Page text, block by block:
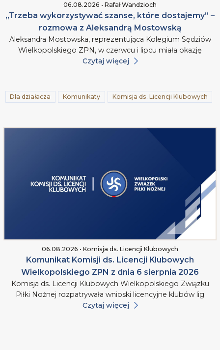
06.08.2026 • Rafał Wandzioch
„Trzeba wykorzystywać szanse, które dostajemy” –
rozmowa z Aleksandrą Mostowską
Aleksandra Mostowska, reprezentująca Kolegium Sędziów
Wielkopolskiego ZPN, w czerwcu i lipcu miała okazję
Czytaj więcej
Dla działacza Komunikaty Komisja ds. Licencji Klubowych
06.08.2026 • Komisja ds. Licencji Klubowych
Komunikat Komisji ds. Licencji Klubowych
Wielkopolskiego ZPN z dnia 6 sierpnia 2026
Komisja ds. Licencji Klubowych Wielkopolskiego Związku
Piłki Nożnej rozpatrywała wnioski licencyjne klubów lig
Czytaj więcej